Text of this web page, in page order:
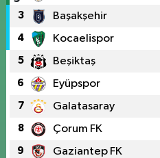
3 Başakşehir
4 Kocaelispor
5 Beşiktaş
6 Eyüpspor
7 Galatasaray
8 Çorum FK
9 Gaziantep FK